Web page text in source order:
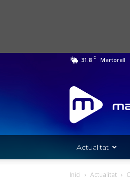
31.8 C Martorell
Web
de
notícies
de
l'Ajuntament
Martorell
Actualitat
Inici Actualitat